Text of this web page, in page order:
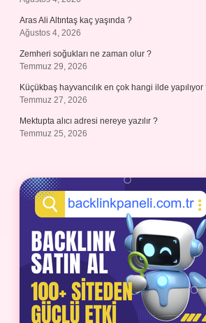
Aras Ali Altıntaş kaç yaşında ?
Ağustos 4, 2026
Zemheri soğukları ne zaman olur ?
Temmuz 29, 2026
Küçükbaş hayvancılık en çok hangi ilde yapılıyor
Temmuz 27, 2026
Mektupta alıcı adresi nereye yazılır ?
Temmuz 25, 2026